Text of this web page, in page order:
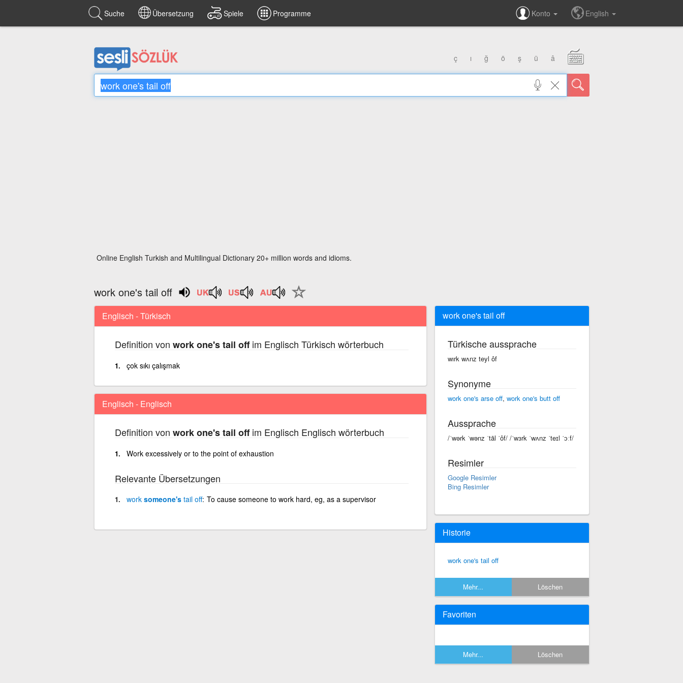
Suche Übersetzung Spiele Programme Konto English
ç ı ğ ö ş ü â
Online English Turkish and Multilingual Dictionary 20+ million words and idioms.
work one's tail off
Englisch - Türkisch
Definition von work one's tail offim Englisch Türkisch wörterbuch
çok sıkı çalışmak
Englisch - Englisch
Definition von work one's tail offim Englisch Englisch wörterbuch
Work excessively or to the point of exhaustion
Relevante Übersetzungen
worksomeone's tail off To cause someone to work hard, eg, as a supervisor
work one's tail off
Türkische aussprache
wırk wʌnz teyl ôf
Synonyme
work one's arse off, work one's butt off
Aussprache
/ˈwərk ˈwənz ˈtāl ˈôf/ /ˈwɜrk ˈwʌnz ˈteɪl ˈɔːf/
Resimler
Google Resimler
Bing Resimler
Historie
work one's tail off
Mehr... Löschen
Favoriten
Mehr... Löschen